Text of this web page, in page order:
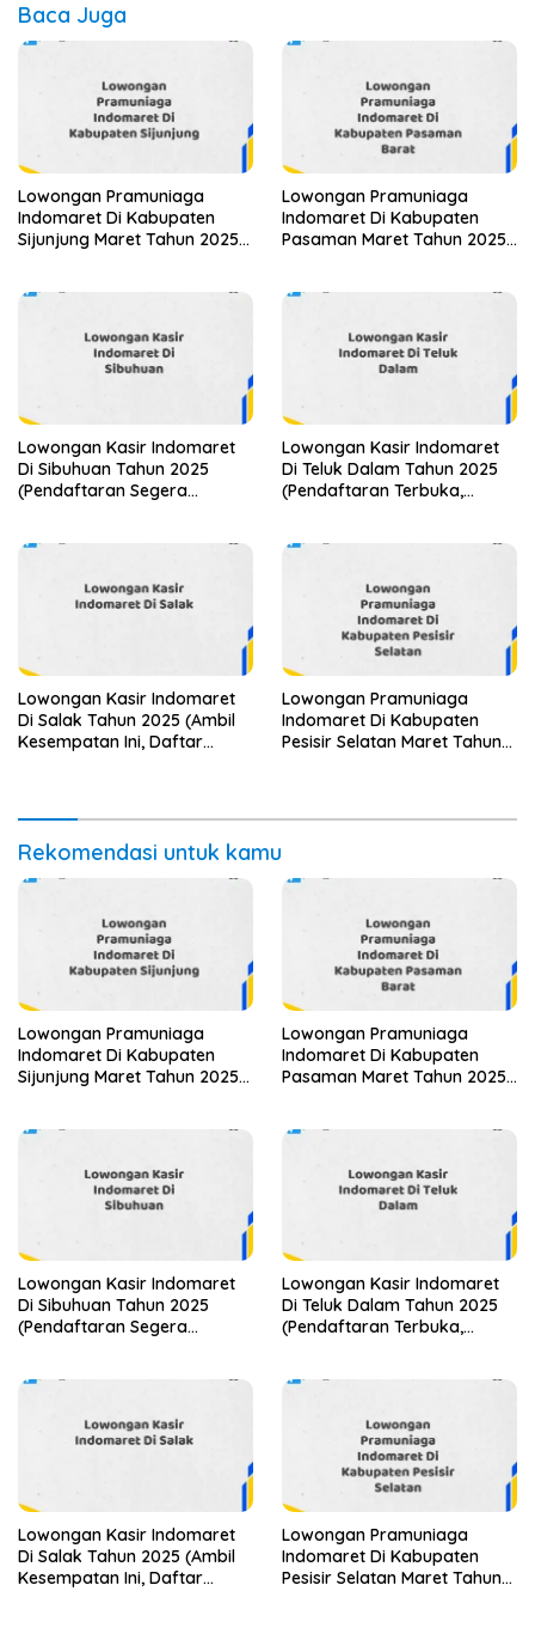
Baca Juga
Lowongan Pramuniaga
Indomaret Di Kabupaten
Sijunjung Maret Tahun 2025
Lowongan Pramuniaga
Indomaret Di Kabupaten
Pasaman Maret Tahun 2025
Lowongan Kasir Indomaret
Di Sibuhuan Tahun 2025
(Pendaftaran Segera
Lowongan Kasir Indomaret
Di Teluk Dalam Tahun 2025
(Pendaftaran Terbuka,
Lowongan Kasir Indomaret
Di Salak Tahun 2025 (Ambil
Kesempatan Ini, Daftar
Lowongan Pramuniaga
Indomaret Di Kabupaten
Pesisir Selatan Maret Tahun
Rekomendasi untuk kamu
Lowongan Pramuniaga
Indomaret Di Kabupaten
Sijunjung Maret Tahun 2025
Lowongan Pramuniaga
Indomaret Di Kabupaten
Pasaman Maret Tahun 2025
Lowongan Kasir Indomaret
Di Sibuhuan Tahun 2025
(Pendaftaran Segera
Lowongan Kasir Indomaret
Di Teluk Dalam Tahun 2025
(Pendaftaran Terbuka,
Lowongan Kasir Indomaret
Di Salak Tahun 2025 (Ambil
Kesempatan Ini, Daftar
Lowongan Pramuniaga
Indomaret Di Kabupaten
Pesisir Selatan Maret Tahun